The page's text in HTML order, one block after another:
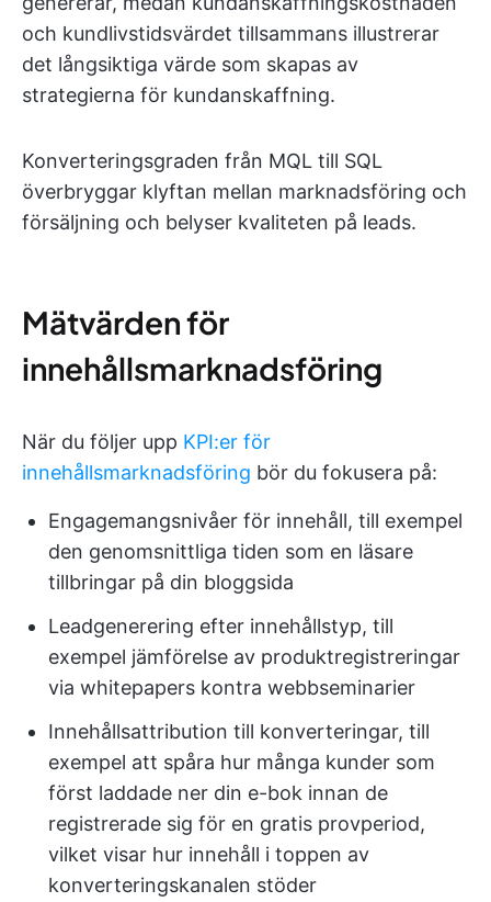
och kundlivstidsvärdet tillsammans illustrerar
det långsiktiga värde som skapas av
strategierna för kundanskaffning.
Konverteringsgraden från MQL till SQL
överbryggar klyftan mellan marknadsföring och
försäljning och belyser kvaliteten på leads.
Mätvärden för
innehållsmarknadsföring
När du följer upp KPI:er för
innehållsmarknadsföring bör du fokusera på:
Engagemangsnivåer för innehåll, till exempel
den genomsnittliga tiden som en läsare
tillbringar på din bloggsida
Leadgenerering efter innehållstyp, till
exempel jämförelse av produktregistreringar
via whitepapers kontra webbseminarier
Innehållsattribution till konverteringar, till
exempel att spåra hur många kunder som
först laddade ner din e-bok innan de
registrerade sig för en gratis provperiod,
vilket visar hur innehåll i toppen av
konverteringskanalen stöder